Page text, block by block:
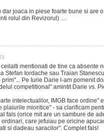
joaca in piese foarte bune si are o
rolul din Revizorul) ....
mentionati de tine ca absente
Stefan Iordache sau Traian
Pe Iurie Darie l-am pomenit
competitional" amintit Darie vs.
intelectualilor, IMGB face ordine"
mioritice" - sa clarificam
fals (orice mit are un sambure de
care jefuiau pe oricine
si dadeau saracilor". Complet fals!